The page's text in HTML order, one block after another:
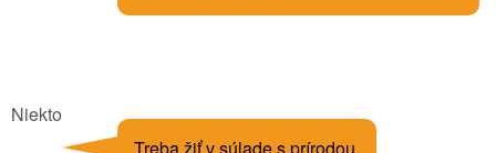
Niekto
Treba žiť v súlade s prírodou.